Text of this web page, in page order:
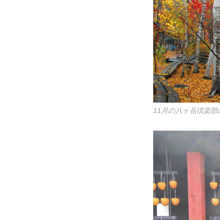
11月の八ヶ岳倶楽部